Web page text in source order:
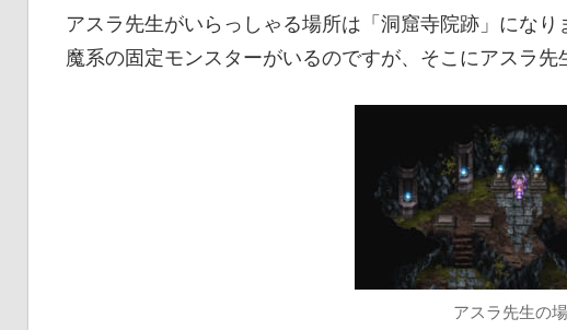
アスラ先生がいらっしゃる場所は「洞窟寺院跡」にな
魔系の固定モンスターがいるのですが、そこにアスラ先
アスラ先生の